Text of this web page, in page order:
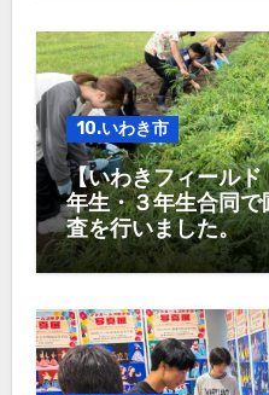
10.いわき市
【いわきフィール
年生・３年生合同
査を行いました。